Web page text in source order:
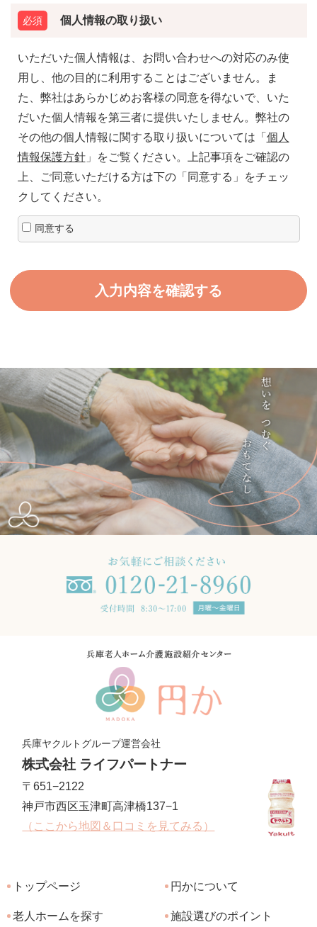
個人情報の取り扱い
いただいた個人情報は、お問い合わせへの対応のみ使
用し、他の目的に利用することはございません。ま
た、弊社はあらかじめお客様の同意を得ないで、いた
だいた個人情報を第三者に提供いたしません。弊社の
その他の個人情報に関する取り扱いについては「 個人
情報保護方針」をご覧ください。上記事項をご確認の
上、ご同意いただける方は下の「同意する」をチェッ
クしてください。
同意する
兵庫ヤクルトグループ運営会社
株式会社 ライフパートナー
〒651−2122
神戸市西区玉津町高津橋137−1
（ここから地図＆口コミを見てみる）
トップページ 円かについて
老人ホームを探す 施設選びのポイント